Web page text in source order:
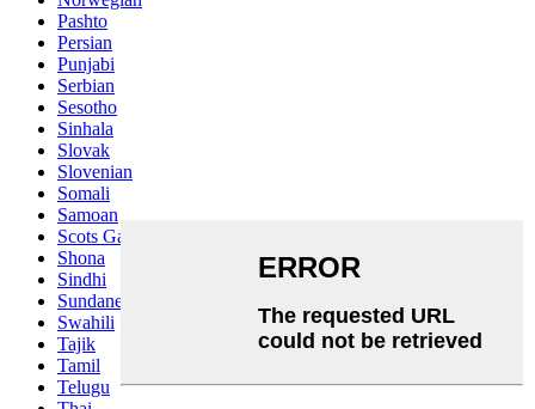
Pashto
Persian
Punjabi
Serbian
Sesotho
Sinhala
Slovak
Slovenian
Somali
Samoan
Scots Gaelic
Shona
Sindhi
Sundanese
Swahili
Tajik
Tamil
Telugu